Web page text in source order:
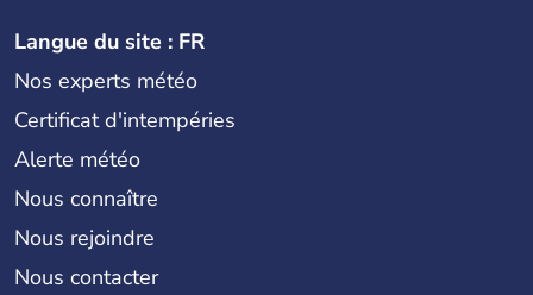
Langue du site : FR
Nos experts météo
Certificat d'intempéries
Alerte météo
Nous connaître
Nous rejoindre
Nous contacter